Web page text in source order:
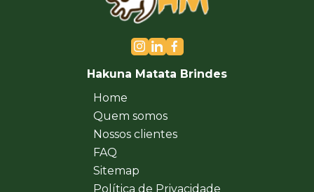
Hakuna Matata Brindes
Home
Quem somos
Nossos clientes
FAQ
Sitemap
Política de Privacidade